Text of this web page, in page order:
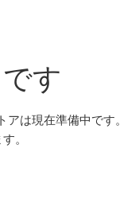
す
は現在準備中です。
。